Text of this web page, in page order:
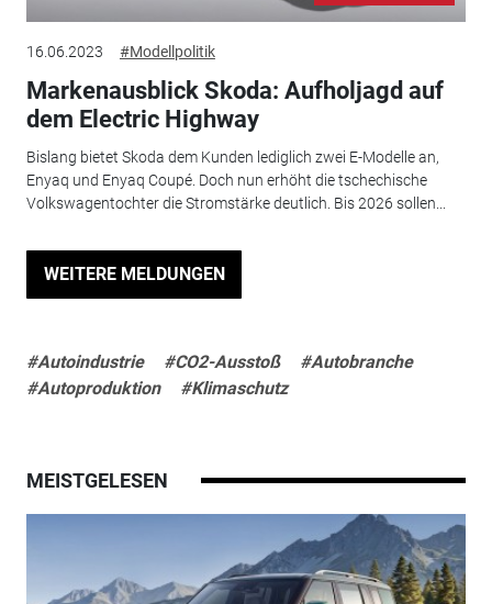
16.06.2023 #Modellpolitik
Markenausblick Skoda: Aufholjagd auf
dem Electric Highway
Bislang bietet Skoda dem Kunden lediglich zwei E-Modelle an,
Enyaq und Enyaq Coupé. Doch nun erhöht die tschechische
Volkswagentochter die Stromstärke deutlich. Bis 2026 sollen...
WEITERE MELDUNGEN
#Autoindustrie #CO2-Ausstoß
#Autobranche
#Autoproduktion
#Klimaschutz
MEISTGELESEN